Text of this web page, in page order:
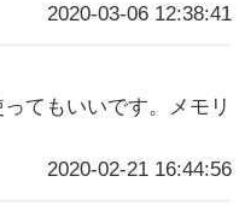
2020-03-06 12:38:41
てもいいです。メモリ
2020-02-21 16:44:56